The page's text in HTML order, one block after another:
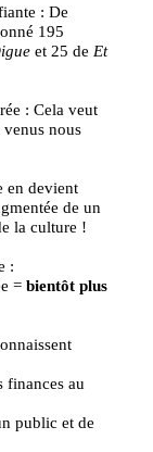
: De
195
et 25 de Et
: Cela veut
nous
en devient
de un
la culture !
:
=bientôt plus
finances au
public et de